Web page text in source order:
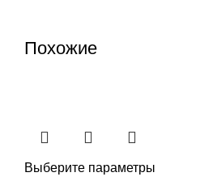
Похожие
Выберите параметры